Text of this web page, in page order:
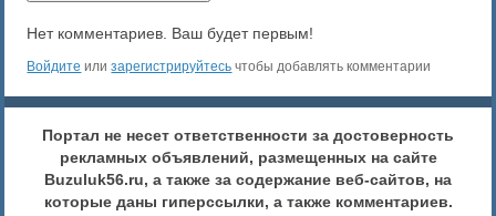
Нет комментариев. Ваш будет первым!
Войдите илизарегистрируйтесь чтобы добавлять комментарии
Портал не несет ответственности за достоверность
рекламных объявлений, размещенных на сайте
Buzuluk56.ru, а также за содержание веб-сайтов, на
которые даны гиперссылки, а также комментариев.